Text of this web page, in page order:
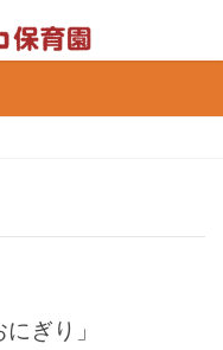
にぎり」